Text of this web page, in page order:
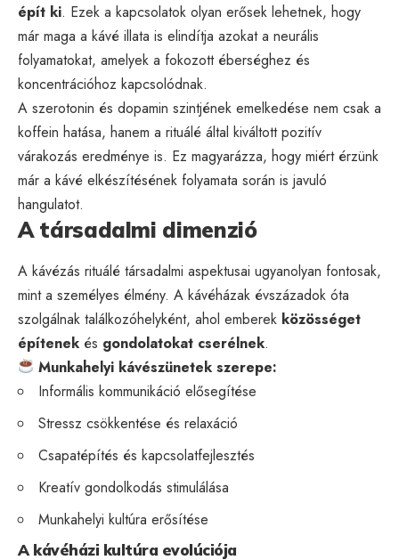
épít ki. Ezek a kapcsolatok olyan erősek lehetnek, hogy
már maga a kávé illata is elindítja azokat a neurális
folyamatokat, amelyek a fokozott éberséghez és
koncentrációhoz kapcsolódnak.
A szerotonin és dopamin szintjének emelkedése nem csak a
koffein hatása, hanem a rituálé által kiváltott pozitív
várakozás eredménye is. Ez magyarázza, hogy miért érzünk
már a kávé elkészítésének folyamata során is javuló
hangulatot.
A társadalmi dimenzió
A kávézás rituálé társadalmi aspektusai ugyanolyan fontosak,
mint a személyes élmény. A kávéházak évszázadok óta
szolgálnak találkozóhelyként, ahol emberek közösséget
építenek és gondolatokat cserélnek.
Munkahelyi kávészünetek szerepe:
Informális kommunikáció elősegítése
Stressz csökkentése és relaxáció
Csapatépítés és kapcsolatfejlesztés
Kreatív gondolkodás stimulálása
Munkahelyi kultúra erősítése
A kávéházi kultúra evolúciója